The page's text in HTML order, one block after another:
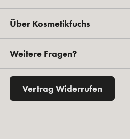
Über Kosmetikfuchs
Weitere Fragen?
Vertrag Widerrufen